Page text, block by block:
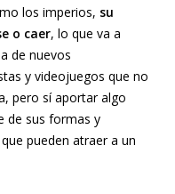
los imperios, su
o caer, lo que va a
de nuevos
y videojuegos que no
pero sí aportar algo
de sus formas y
pueden atraer a un